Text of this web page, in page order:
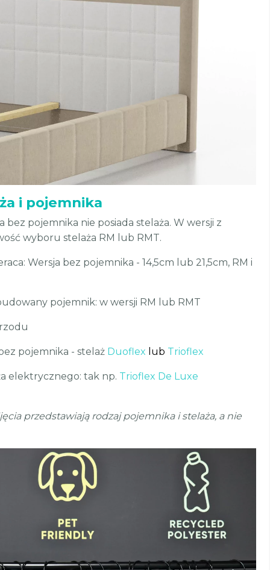
i pojemnika
bez pojemnika nie posiada stelaża. W wersji z
wyboru stelaża RM lub RMT.
Wersja bez pojemnika - 14,5cm lub 21,5cm, RM i
pojemnik: w wersji RM lub RMT
pojemnika - stelaż Duoflex lub Trioflex
elektrycznego: tak np. Trioflex De Luxe
przedstawiają rodzaj pojemnika i stelaża, a nie